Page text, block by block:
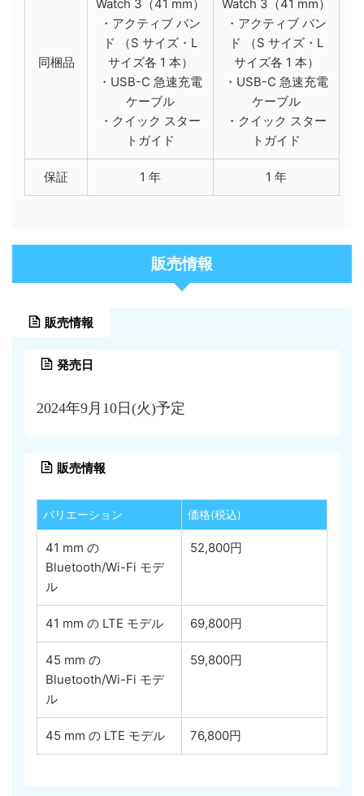
同梱品
Watch 3（41 mm）
・アクティブ バン
ド （S サイズ・L
サイズ各 1 本）
・USB-C 急速充電
ケーブル
・クイック スター
トガイド
Watch 3（41 mm）
・アクティブ バン
ド （S サイズ・L
サイズ各 1 本）
・USB-C 急速充電
ケーブル
・クイック スター
トガイド
保証 1 年 1 年
販売情報
販売情報
発売日
2024年9月10日(火)予定
販売情報
バリエーション 価格(税込)
41 mm の
Bluetooth/Wi-Fi モデ
ル
52,800円
41 mm の LTE モデル 69,800円
45 mm の
Bluetooth/Wi-Fi モデ
ル
59,800円
45 mm の LTE モデル 76,800円